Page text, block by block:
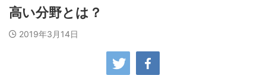
高い分野とは？
2019年3月14日